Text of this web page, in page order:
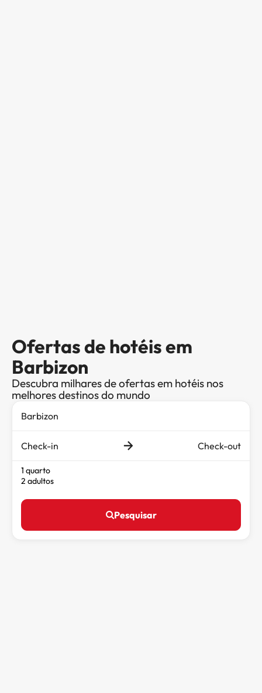
Ofertas de hotéis em
Barbizon
Descubra milhares de ofertas em hotéis nos
melhores destinos do mundo
Check-in Check-out
1 quarto
2 adultos
Pesquisar